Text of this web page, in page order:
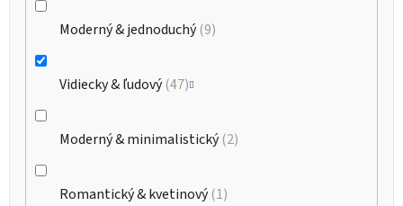
Moderný & jednoduchý 9
Vidiecky & ľudový 47
Moderný & minimalistický 2
Romantický & kvetinový 1